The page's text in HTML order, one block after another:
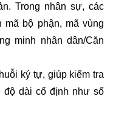
Trong nhân sự, các
mã bộ phận, mã vùng
minh nhân dân/Căn
ký tự, giúp kiểm tra
dài cố định như số